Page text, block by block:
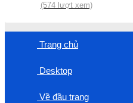
(574 lượt xem)
Trang chủ
Desktop
Về đầu trang